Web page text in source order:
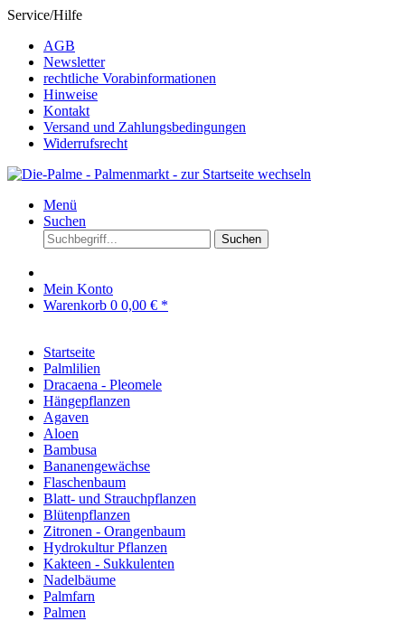
Service/Hilfe
AGB
Newsletter
rechtliche Vorabinformationen
Hinweise
Kontakt
Versand und Zahlungsbedingungen
Widerrufsrecht
Menü
Suchen
Suchen
Mein Konto
Warenkorb 0 0,00 € *
Startseite
Palmlilien
Dracaena - Pleomele
Hängepflanzen
Agaven
Aloen
Bambusa
Bananengewächse
Flaschenbaum
Blatt- und Strauchpflanzen
Blütenpflanzen
Zitronen - Orangenbaum
Hydrokultur Pflanzen
Kakteen - Sukkulenten
Nadelbäume
Palmfarn
Palmen